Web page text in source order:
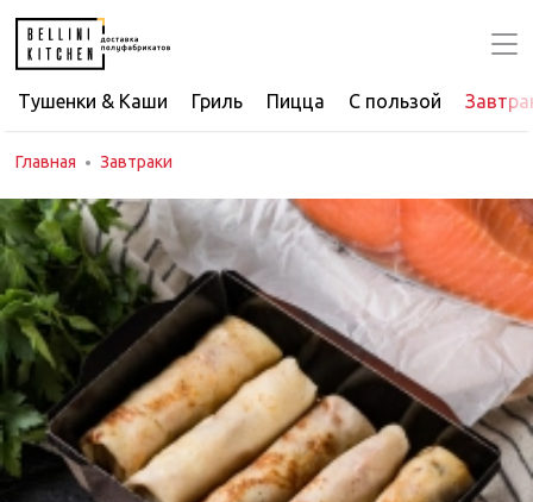
Тушенки & Каши Гриль Пицца С пользой
Главная Завтраки